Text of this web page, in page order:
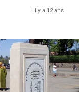
il y a 12 ans